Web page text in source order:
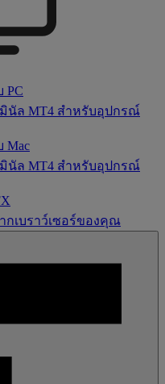
PC
นัล MT4 สำหรับอุปกรณ์
Mac
นัล MT4 สำหรับอุปกรณ์
กเบราว์เซอร์ของคุณ